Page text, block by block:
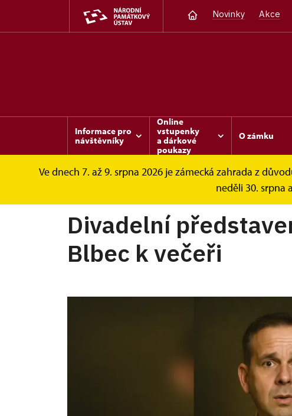
Novinky Akce
Informace pro
návštěvníky
Online
vstupenky
a dárkové
poukazy
O zámku
Ve dnech 7. až 9. srpna 2026 je zámecká zahrada z
neděli 30. srpna
Sychrov Akce Divadelní představení na
Divadelní
Blbec k večeři